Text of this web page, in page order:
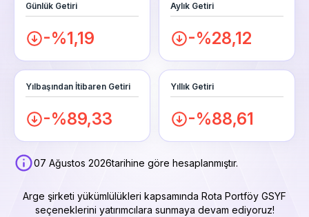
Günlük Getiri
-%1,19
Aylık Getiri
-%28,12
Yılbaşından İtibaren Getiri
-%89,33
Yıllık Getiri
-%88,61
07 Ağustos 2026tarihine göre hesaplanmıştır.
Arge şirketi yükümlülükleri kapsamında Rota Portföy GSYF
seçeneklerini yatırımcılara sunmaya devam ediyoruz!